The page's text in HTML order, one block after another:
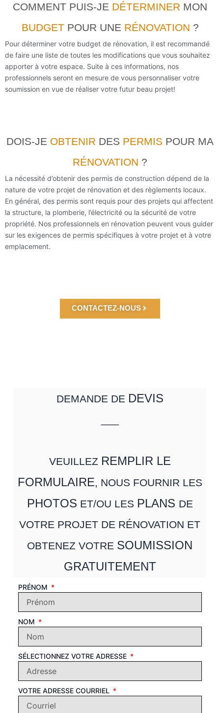
COMMENT PUIS-JE DÉTERMINER MON
BUDGETPOUR UNE RÉNOVATION ?
Pour déterminer votre budget de rénovation, il est recommandé
de faire une liste de toutes les modifications que vous souhaitez
apporter à votre espace. Suite à ces informations, nos
professionnels seront en mesure de vous personnaliser votre
soumission en vue de réaliser votre futur beau projet!
DOIS-JE OBTENIR DES PERMIS POUR MA
RÉNOVATION ?
La nécessité d’obtenir des permis de construction dépend de la
nature de votre projet de rénovation et des règlements locaux.
En général, des permis sont requis pour des projets qui affectent
la structure, la plomberie, l’électricité ou la sécurité de votre
propriété. Nos professionnels en rénovation peuvent vous guider
sur les exigences de permis spécifiques à votre projet et à votre
emplacement.
CONTACTEZ-NOUS
DEMANDE DE DEVIS
VEUILLEZ REMPLIR LE
FORMULAIRE, NOUS FOURNIR LES
PHOTOS ET/OU LES PLANS DE
VOTRE PROJET DE RÉNOVATION ET
OBTENEZ VOTRE SOUMISSION
GRATUITEMENT
PRÉNOM
NOM
SÉLECTIONNEZ VOTRE ADRESSE
VOTRE ADRESSE COURRIEL